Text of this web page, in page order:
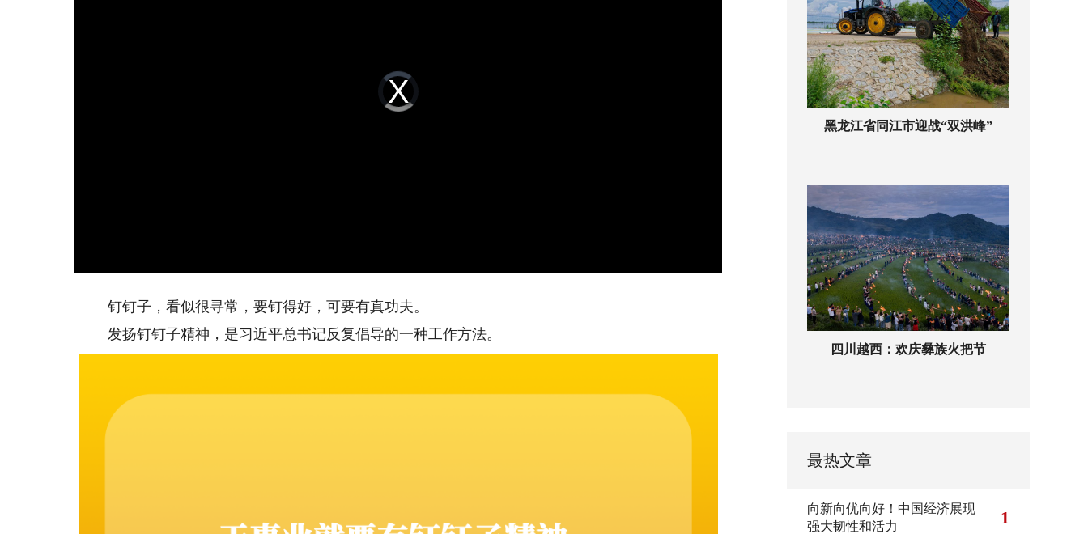
Video
Player
loading.
钉钉子，看似很寻常，要钉得好，可要有真功夫。
发扬钉钉子精神，是习近平总书记反复倡导的一种工作方法。
黑龙江省同江市迎战“双洪峰”
四川越西：欢庆彝族火把节
最热文章
向新向优向好！中国经济展现
强大韧性和活力
1